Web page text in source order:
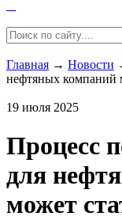
Главная → Новости
нефтяных компаний
19 июля 2025
Процесс
для
может